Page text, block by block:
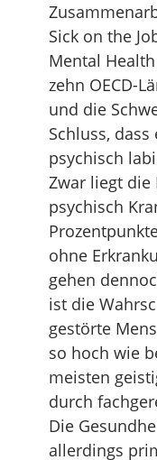
Sick on the
Mental
zehn OECD-
und die
Schluss,
psychisch
Zwar liegt die
psychisch
ohne
gehen
ist die
gestörte
so hoch wie
meisten
durch
Die
allerdings